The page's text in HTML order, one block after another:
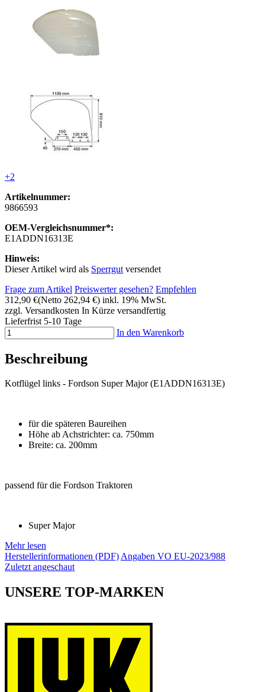
+2
Artikelnummer:
9866593
OEM-Vergleichsnummer*:
E1ADDN16313E
Hinweis:
Dieser Artikel wird als Sperrgut versendet
Frage zum Artikel Preiswerter gesehen? Empfehlen
312,90 €(Netto 262,94 €) inkl. 19% MwSt.
zzgl. Versandkosten In Kürze versandfertig
Lieferfrist 5-10 Tage
In den Warenkorb
Beschreibung
Kotflügel links - Fordson Super Major (E1ADDN16313E)
für die späteren Baureihen
Höhe ab Achstrichter: ca. 750mm
Breite: ca. 200mm
passend für die Fordson Traktoren
Super Major
Mehr lesen
Herstellerinformationen (PDF)Angaben VO EU-2023/988
Zuletzt angeschaut
UNSERE TOP-MARKEN